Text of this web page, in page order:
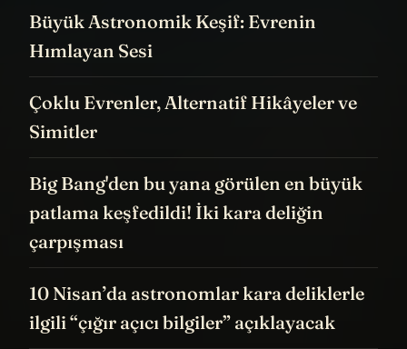
Büyük Astronomik Keşif: Evrenin
Hımlayan Sesi
Çoklu Evrenler, Alternatif Hikâyeler ve
Simitler
Big Bang'den bu yana görülen en büyük
patlama keşfedildi! İki kara deliğin
çarpışması
10 Nisan’da astronomlar kara deliklerle
ilgili “çığır açıcı bilgiler” açıklayacak